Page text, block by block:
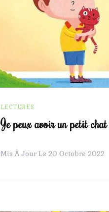
LECTURES
Je peux avoir un petit
Mis À Jour Le 20 Octobre 2022